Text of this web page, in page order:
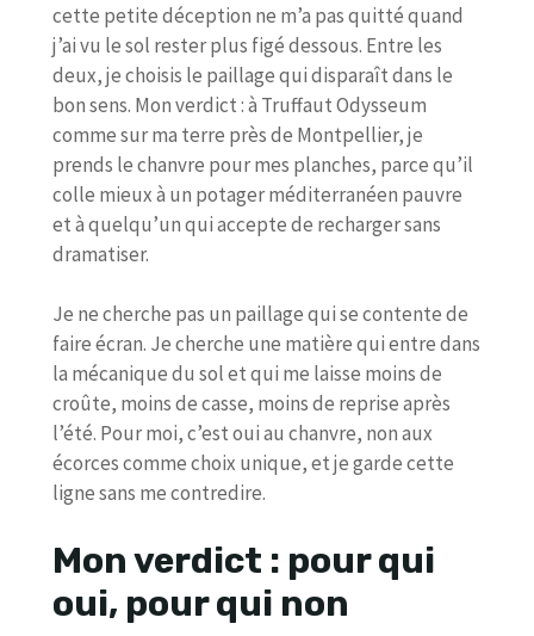
cette petite déception ne m’a pas quitté quand
j’ai vu le sol rester plus figé dessous. Entre les
deux, je choisis le paillage qui disparaît dans le
bon sens. Mon verdict : à Truffaut Odysseum
comme sur ma terre près de Montpellier, je
prends le chanvre pour mes planches, parce qu’il
colle mieux à un potager méditerranéen pauvre
et à quelqu’un qui accepte de recharger sans
dramatiser.
Je ne cherche pas un paillage qui se contente de
faire écran. Je cherche une matière qui entre dans
la mécanique du sol et qui me laisse moins de
croûte, moins de casse, moins de reprise après
l’été. Pour moi, c’est oui au chanvre, non aux
écorces comme choix unique, et je garde cette
ligne sans me contredire.
Mon verdict : pour qui
oui, pour qui non